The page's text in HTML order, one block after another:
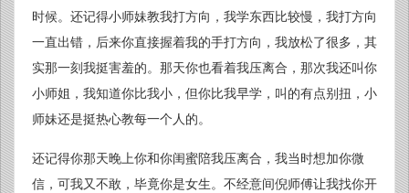
时候。还记得小师妹教我打方向，我学东西比较慢，我打方向
一直出错，后来你直接握着我的手打方向，我放松了很多，其
实那一刻我挺害羞的。那天你也看着我压离合，那次我还叫你
小师姐，我知道你比我小，但你比我早学，叫的有点别扭，小
师妹还是挺热心教每一个人的。
还记得你那天晚上你和你闺蜜陪我压离合，我当时想加你微
信，可我又不敢，毕竟你是女生。不经意间倪师傅让我找你开